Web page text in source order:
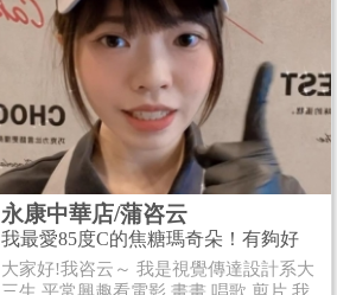
永康中華店/蒲咨云
我最愛85度C的焦糖瑪奇朵！有夠好
喝！
大家好!我咨云～ 我是視覺傳達設計系大